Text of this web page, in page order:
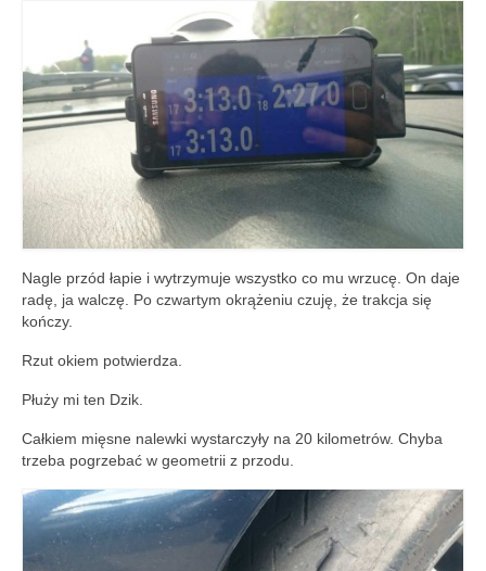
Nagle przód łapie i wytrzymuje wszystko co mu wrzucę. On daje
radę, ja walczę. Po czwartym okrążeniu czuję, że trakcja się
kończy.
Rzut okiem potwierdza.
Płuży mi ten Dzik.
Całkiem mięsne nalewki wystarczyły na 20 kilometrów. Chyba
trzeba pogrzebać w geometrii z przodu.